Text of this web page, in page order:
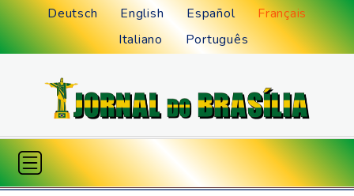
Deutsch English Español
Français
Italiano
Português